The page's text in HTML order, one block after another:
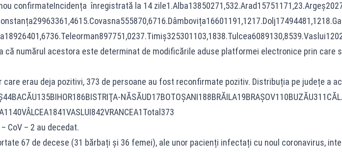
confirmateIncidența înregistrată la 14
că numărul acestora este determinat de modificările aduse platformei electronice prin
erau deja pozitivi, 373 de persoane au fost reconfirmate pozitiv. Distribuția pe județe a
CoV – 2 au decedat.
67 de decese (31 bărbați și 36 femei), ale unor pacienți infectați cu noul coronavirus,